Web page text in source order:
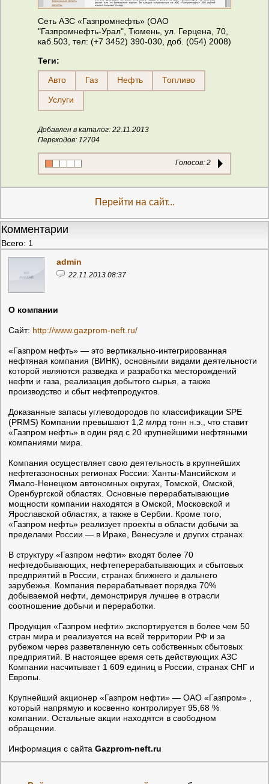
Сеть АЗС «Газпромнефть» (ОАО
"Газпромнефть-Урал", Тюмень, ул. Герцена, 70,
каб.503, тел: (+7 3452) 390-030, доб. (054) 2008)
Теги:
Авто
Газ Нефть Топливо
Услуги
Добавлен в каталог: 22.11.2013
Переходов: 12704
Голосов: 2
Перейти на сайт...
Комментарии
Всего: 1
admin
22.11.2013 08:37
О компании
Сайт: http://www.gazprom-neft.ru/
«Газпром нефть» — это вертикально-интегрированная
нефтяная компания (ВИНК), основными видами деятельности
которой являются разведка и разработка месторождений
нефти и газа, реализация добытого сырья, а также
производство и сбыт нефтепродуктов.
Доказанные запасы углеводородов по классификации SPE
(PRMS) Компании превышают 1,2 млрд тонн н.э., что ставит
«Газпром нефть» в один ряд с 20 крупнейшими нефтяными
компаниями мира.
Компания осуществляет свою деятельность в крупнейших
нефтегазоносных регионах России: Ханты-Мансийском и
Ямало-Ненецком автономных округах, Томской, Омской,
Оренбургской областях. Основные перерабатывающие
мощности компании находятся в Омской, Московской и
Ярославской областях, а также в Сербии. Кроме того,
«Газпром нефть» реализует проекты в области добычи за
пределами России — в Ираке, Венесуэле и других странах.
В структуру «Газпром нефти» входят более 70
нефтедобывающих, нефтеперерабатывающих и сбытовых
предприятий в России, странах ближнего и дальнего
зарубежья. Компания перерабатывает порядка 70%
добываемой нефти, демонстрируя лучшее в отрасли
соотношение добычи и переработки.
Продукция «Газпром нефти» экспортируется в более чем 50
стран мира и реализуется на всей территории РФ и за
рубежом через разветвленную сеть собственных сбытовых
предприятий. В настоящее время сеть действующих АЗС
Компании насчитывает 1 609 единиц в России, странах СНГ и
Европы.
Крупнейший акционер «Газпром нефти» — ОАО «Газпром» ,
который напрямую и косвенно контролирует 95,68 %
компании. Остальные акции находятся в свободном
обращении.
Информация с сайта Gazprom-neft.ru